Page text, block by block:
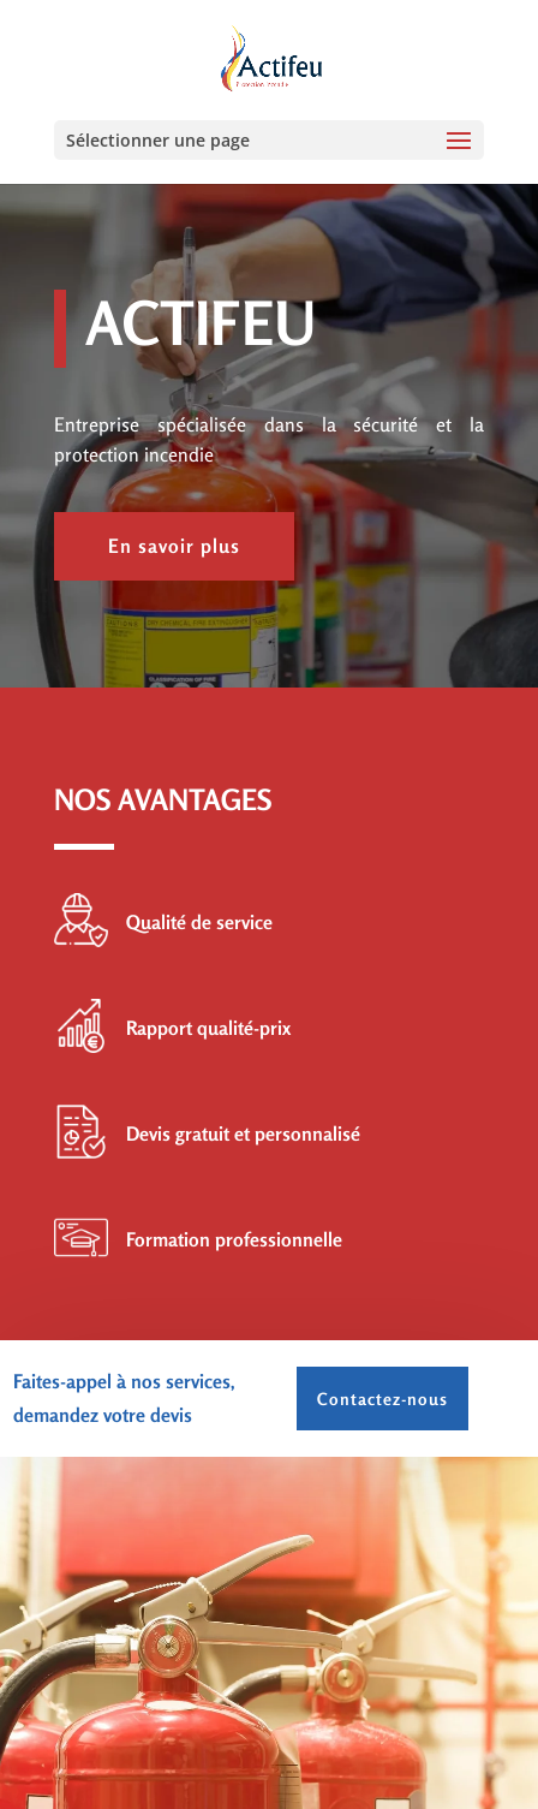
Sélectionner une page
ACTIFEU
Entreprise spécialisée dans la sécurité et la
protection incendie
En savoir plus
NOS AVANTAGES
Qualité de service
Rapport qualité-prix
Devis gratuit et personnalisé
Formation professionnelle
Faites-appel à nos services,
demandez votre devis
Contactez-nous